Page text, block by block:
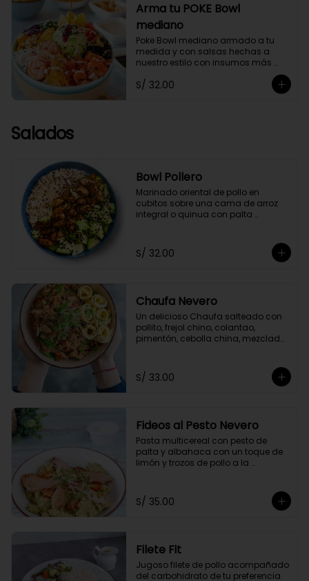
Arma tu POKE Bowl
mediano
Poke Bowl mediano armado a tu
medida y con salsas hechas a
nuestro estilo con insumos más
S/ 32.00
Salados
Bowl Pollero
Marinado oriental de pollo en
cubitos sobre una cama de arroz
integral o quinua con palta
soya.
S/ 32.00
Chaufa Nevero
Un delicioso Chaufa salteado con
pollito, frejol chino, colantao,
pimentón, cebolla china, mezclado
tortilla de huevo
S/ 33.00
Fideos al Pesto Nevero
Pasta multicereal con pesto de
palta y albahaca con un toque de
limón y trozos de pollo a la
parmesano.
S/ 35.00
Filete Fit
Jugoso filete de pollo acompañado
del carbohidrato de tu preferencia